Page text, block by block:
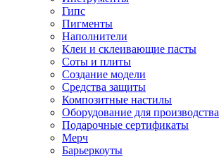
Гипс
Пигменты
Наполнители
Клеи и склеивающие пасты
Соты и плиты
Создание модели
Средства защиты
Композитные настилы
Оборудование для производства
Подарочные сертификаты
Мерч
Барьеркоуты